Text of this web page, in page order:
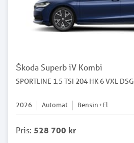
Škoda Superb iV Kombi
SPORTLINE 1,5 TSI 204 HK 6 VXL DSG
2026 Automat Bensin+El
Pris: 528 700 kr